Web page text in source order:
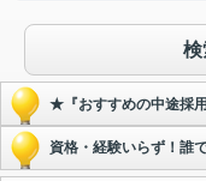
検
★『おすすめの中途採
資格・経験いらず！誰